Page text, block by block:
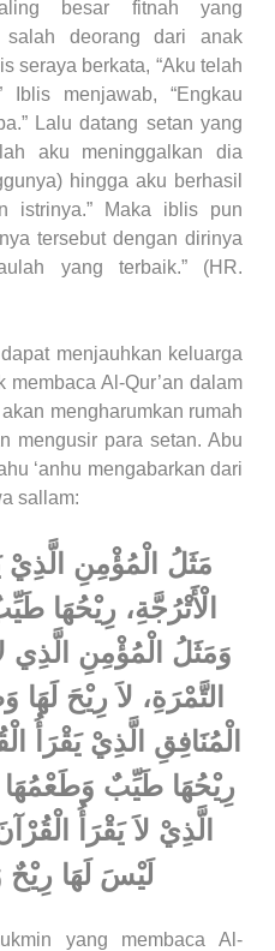
besar fitnah yang
salah deorang dari anak
seraya berkata, “Aku telah
menjawab, “Engkau
Lalu datang setan yang
aku meninggalkan dia
hingga aku berhasil
istrinya.” Maka iblis pun
tersebut dengan dirinya
yang terbaik.” (HR.
menjauhkan keluarga
Al-Qur’an dalam
mengharumkan rumah
mengusir para setan. Abu
‘anhu mengabarkan dari
sallam:
مَثَلُ الْمُؤْمِنِ الَّذِيْ
الْأَتْرُجَّةِ، رِيْحُهَا
وَمَثَلُ الْمُؤْمِنِ الَّذِي
التَّمْرَةِ، لاَ رِيْحَ
الْمُنَافِقِ الَّذِيْ يَقْرَأُ
رِيْحُهَا طَيِّبٌ وَطَعْمُهَا
الَّذِيْ لاَ يَقْرَأُ
لَيْسَ لَهَا
yang membaca Al-